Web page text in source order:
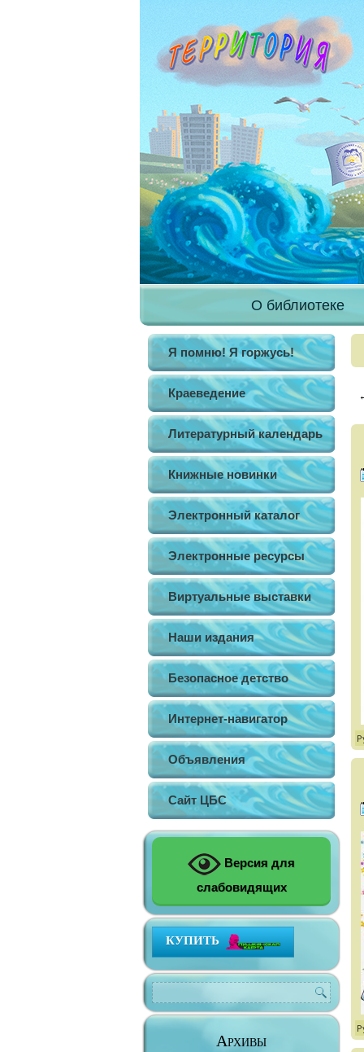
О библиотеке
Я помню! Я горжусь!
Краеведение
Литературный календарь
Книжные новинки
Электронный каталог
Электронные ресурсы
Виртуальные выставки
Наши издания
Безопасное детство
Интернет-навигатор
Объявления
Сайт ЦБС
Версия для
слабовидящих
КУПИТЬ
Архивы